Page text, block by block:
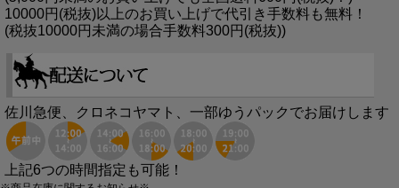
10000円(税抜)以上のお買い上げで代引き手数料も無料！
(税抜10000円未満の場合手数料300円(税抜))
佐川急便、クロネコヤマト、一部ゆうパックでお届けします
上記6つの時間指定も可能！